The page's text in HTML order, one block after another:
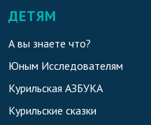
ДЕТЯМ
А вы знаете что?
Юным Исследователям
Курильская АЗБУКА
Курильские сказки